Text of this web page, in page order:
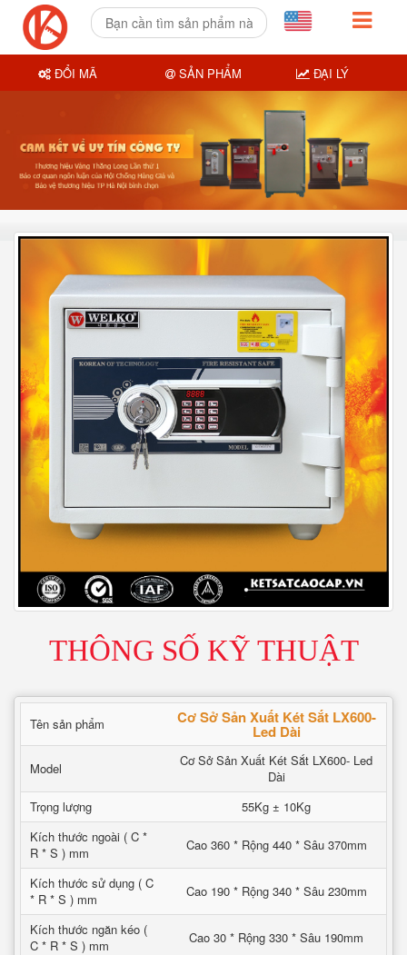
THÔNG SỐ KỸ THUẬT
Tên sản phẩm Cơ Sở Sản Xuất Két Sắt LX600-
Led Dài
Model
Cơ Sở Sản Xuất Két Sắt LX600- Led
Dài
Trọng lượng
55Kg ± 10Kg
Kích thước ngoài ( C *
R * S ) mm
Cao 360 * Rộng 440 * Sâu 370mm
Kích thước sử dụng ( C
* R * S ) mm
Cao 190 * Rộng 340 * Sâu 230mm
Kích thước ngăn kéo (
C * R * S ) mm
Cao 30 * Rộng 330 * Sâu 190mm
ĐỔI MÃ SẢN PHẨM ĐẠI LÝ